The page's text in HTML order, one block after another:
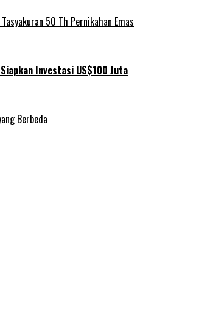
50 Th Pernikahan Emas
Investasi US$100 Juta
Berbeda